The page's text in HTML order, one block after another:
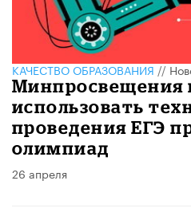
КАЧЕСТВО ОБРАЗОВАНИЯ//
Минпросвещения
использовать
проведения ЕГЭ
олимпиад
26 апреля